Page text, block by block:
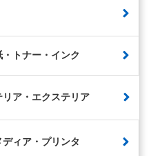
トナー・インク
ア・エクステリア
ィア・プリンタ